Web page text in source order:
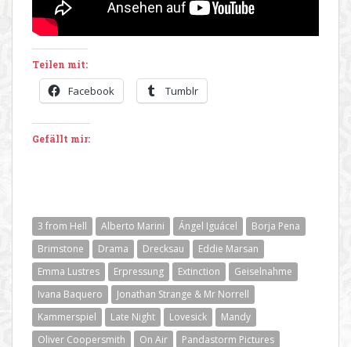
Teilen mit:
Facebook Tumblr
Gefällt mir:
3 from Hell Alberto Marini Ángel Iguácel
Borja Pena
Brimstone
Drama Drecksau
Eddie Marsan
Emma Lustres
Erpressung Extinction
Geiselnahme
Ivana Baquero
Jonathan Strange & Mr Norrell
Kammerspiel
Late Night Lovesick
Mandy
Oliver Coopersmith
On Air
Pandastorm Pictures